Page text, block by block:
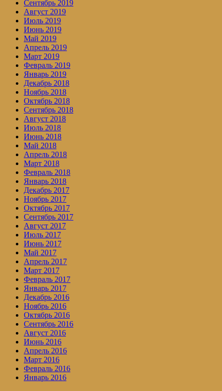
Сентябрь 2019
Август 2019
Июль 2019
Июнь 2019
Май 2019
Апрель 2019
Март 2019
Февраль 2019
Январь 2019
Декабрь 2018
Ноябрь 2018
Октябрь 2018
Сентябрь 2018
Август 2018
Июль 2018
Июнь 2018
Май 2018
Апрель 2018
Март 2018
Февраль 2018
Январь 2018
Декабрь 2017
Ноябрь 2017
Октябрь 2017
Сентябрь 2017
Август 2017
Июль 2017
Июнь 2017
Май 2017
Апрель 2017
Март 2017
Февраль 2017
Январь 2017
Декабрь 2016
Ноябрь 2016
Октябрь 2016
Сентябрь 2016
Август 2016
Июнь 2016
Апрель 2016
Март 2016
Февраль 2016
Январь 2016